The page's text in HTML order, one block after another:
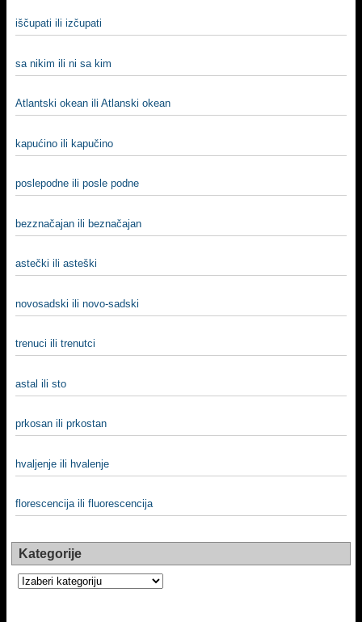
iščupati ili izčupati
sa nikim ili ni sa kim
Atlantski okean ili Atlanski okean
kapućino ili kapučino
poslepodne ili posle podne
bezznačajan ili beznačajan
astečki ili asteški
novosadski ili novo-sadski
trenuci ili trenutci
astal ili sto
prkosan ili prkostan
hvalјenje ili hvalenje
florescencija ili fluorescencija
Kategorije
Kategorije